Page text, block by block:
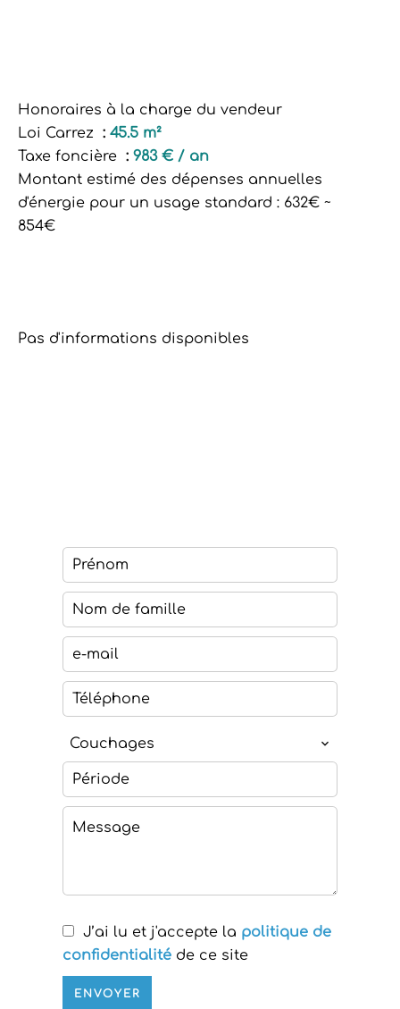
Honoraires à la charge du vendeur
Loi Carrez
45.5 m²
Taxe foncière
983 € / an
Montant estimé des dépenses annuelles
d'énergie pour un usage standard : 632€ ~
854€
Pas d'informations disponibles
Couchages
J’ai lu et j'accepte la politique de
confidentialité de ce site
ENVOYER